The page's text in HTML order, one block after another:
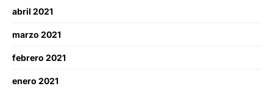
abril 2021
marzo 2021
febrero 2021
enero 2021